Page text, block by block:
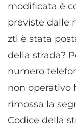
modificata è
previste dalle
ztl è stata
della strada?
numero
non operativo
rimossa la
Codice della